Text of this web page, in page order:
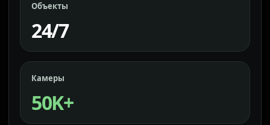
Объекты
24/7
Камеры
50K+